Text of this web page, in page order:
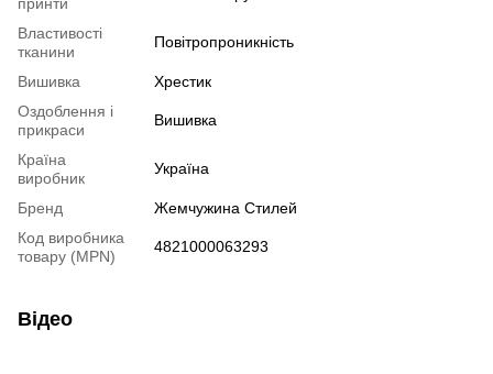
принти
Властивості
тканини
Повітропроникність
Вишивка
Хрестик
Оздоблення і
прикраси
Вишивка
Країна
виробник
Україна
Бренд
Жемчужина Стилей
Код виробника
товару (MPN)
4821000063293
Відео